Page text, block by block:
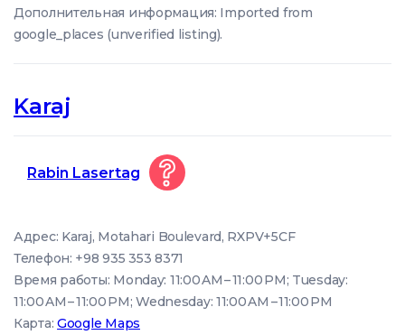
Дополнительная информация: Imported from
google_places (unverified listing).
Karaj
Rabin Lasertag
Адрес: Karaj, Motahari Boulevard, RXPV+5CF
Телефон: +98 935 353 8371
Время работы: Monday: 11:00 AM – 11:00 PM; Tuesday:
11:00 AM – 11:00 PM; Wednesday: 11:00 AM – 11:00 PM
Карта:Google Maps